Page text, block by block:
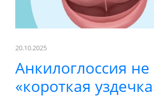
20.10.2025
Анкилоглоссия не просто
«короткая